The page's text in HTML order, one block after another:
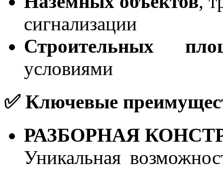
сигнализации
Строительных
условиями
✅ Ключевые
РАЗБОРНАЯ
Уникальная